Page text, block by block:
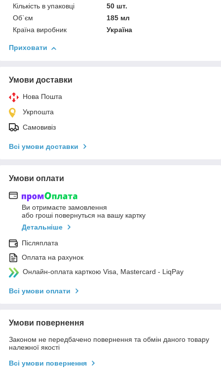
Кількість в упаковці
50 шт.
Об`єм
185 мл
Країна виробник
Україна
Приховати
Умови доставки
Нова Пошта
Укрпошта
Самовивіз
Всі умови доставки
Умови оплати
Ви отримаєте замовлення
або гроші повернуться на вашу картку
Детальніше
Післяплата
Оплата на рахунок
Онлайн-оплата карткою Visa, Mastercard - LiqPay
Всі умови оплати
Умови повернення
Законом не передбачено повернення та обмін даного товару
належної якості
Всі умови повернення